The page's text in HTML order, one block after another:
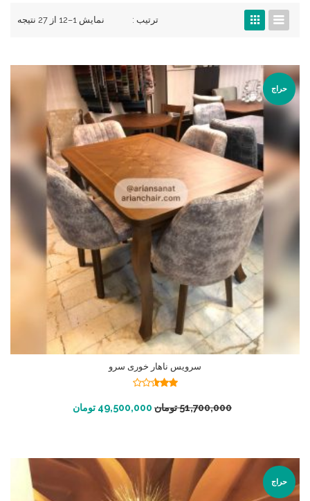
نمایش 1–12 از 27 نتیجه ترتیب :
حراج
سرویس ناهار خوری سرو
از 5
51,700,000تومان 49,500,000 تومان افزودن به سبد خرید
حراج